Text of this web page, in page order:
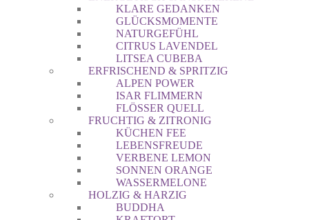
KLARE GEDANKEN
GLÜCKSMOMENTE
NATURGEFÜHL
CITRUS LAVENDEL
LITSEA CUBEBA
ERFRISCHEND & SPRITZIG
ALPEN POWER
ISAR FLIMMERN
FLÖSSER QUELL
FRUCHTIG & ZITRONIG
KÜCHEN FEE
LEBENSFREUDE
VERBENE LEMON
SONNEN ORANGE
WASSERMELONE
HOLZIG & HARZIG
BUDDHA